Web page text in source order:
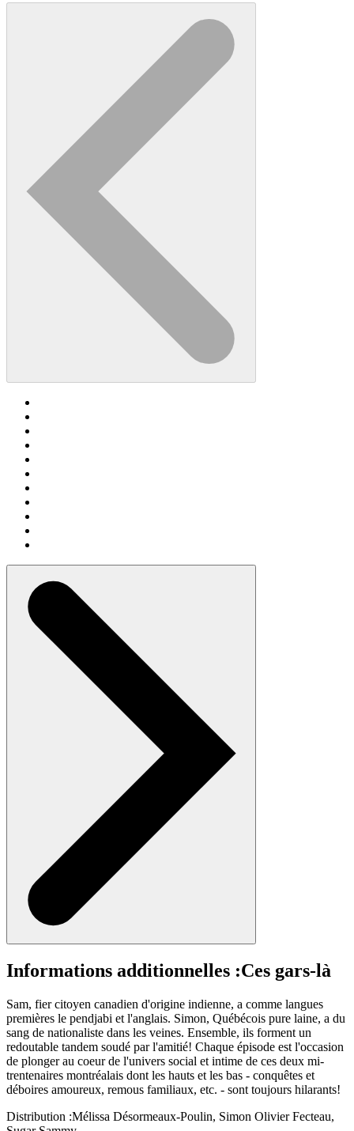
Informations additionnelles :Ces gars-là
Sam, fier citoyen canadien d'origine indienne, a comme langues
premières le pendjabi et l'anglais. Simon, Québécois pure laine, a du
sang de nationaliste dans les veines. Ensemble, ils forment un
redoutable tandem soudé par l'amitié! Chaque épisode est l'occasion
de plonger au coeur de l'univers social et intime de ces deux mi-
trentenaires montréalais dont les hauts et les bas - conquêtes et
déboires amoureux, remous familiaux, etc. - sont toujours hilarants!
Distribution :Mélissa Désormeaux-Poulin, Simon Olivier Fecteau,